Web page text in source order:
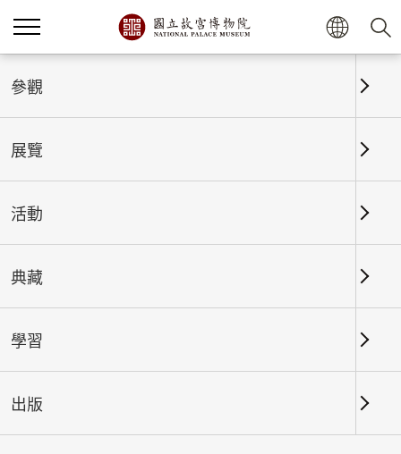
首頁
故宮文物月刊-卷期總覽
年度
參觀
展覽
活動
典藏
學習
出版